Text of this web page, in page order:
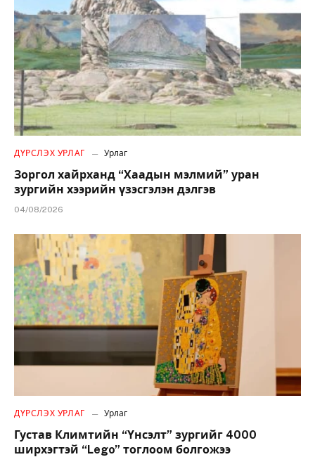
ДҮРСЛЭХ УРЛАГ Урлаг
Зоргол хайрханд “Хаадын мэлмий” уран
зургийн хээрийн үзэсгэлэн дэлгэв
04/08/2026
ДҮРСЛЭХ УРЛАГ Урлаг
Густав Климтийн “Үнсэлт” зургийг 4000
ширхэгтэй “Lego” тоглоом болгожээ